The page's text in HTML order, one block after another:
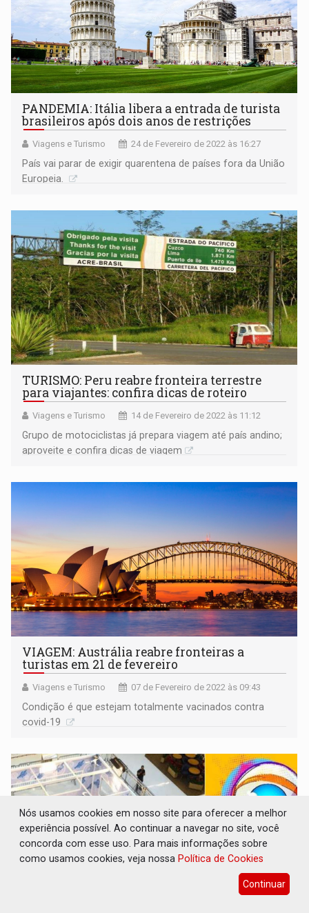
PANDEMIA: Itália libera a entrada de turista
brasileiros após dois anos de restrições
Viagens e Turismo 24 de Fevereiro de 2022 às 16:27
País vai parar de exigir quarentena de países fora da União
Europeia.
TURISMO: Peru reabre fronteira terrestre
para viajantes: confira dicas de roteiro
Viagens e Turismo 14 de Fevereiro de 2022 às 11:12
Grupo de motociclistas já prepara viagem até país andino;
aproveite e confira dicas de viagem
VIAGEM: Austrália reabre fronteiras a
turistas em 21 de fevereiro
Viagens e Turismo 07 de Fevereiro de 2022 às 09:43
Condição é que estejam totalmente vacinados contra
covid-19
Nós usamos cookies em nosso site para oferecer a melhor
experiência possível. Ao continuar a navegar no site, você
concorda com esse uso. Para mais informações sobre
como usamos cookies, veja nossa Política de Cookies
Continuar